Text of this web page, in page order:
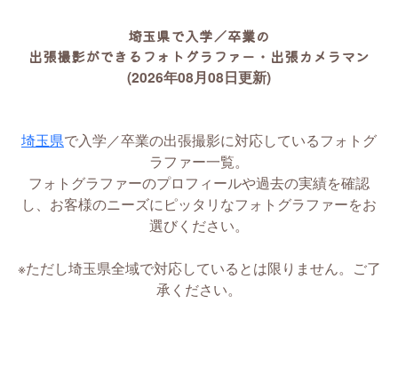
埼玉県で入学／卒業の
出張撮影ができるフォトグラファー・出張カメラマン
(2026年08月08日更新)
埼玉県で入学／卒業の出張撮影に対応しているフォトグ
ラファー一覧。
フォトグラファーのプロフィールや過去の実績を確認
し、お客様のニーズにピッタリなフォトグラファーをお
選びください。
※ただし埼玉県全域で対応しているとは限りません。ご了
承ください。